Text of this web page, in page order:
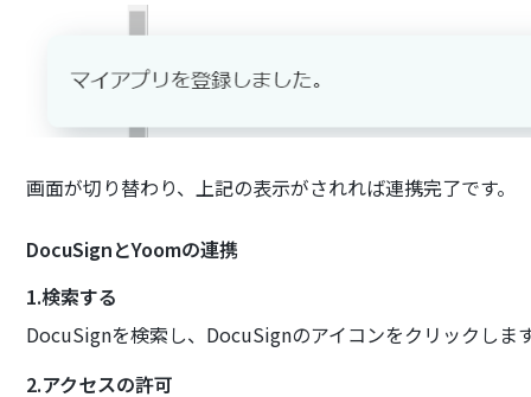
画面が切り替わり、上記の表示がされれば連携完了です。
DocuSignとYoomの連携
1.検索する
DocuSignを検索し、DocuSignのアイコンをクリックしま
2.アクセスの許可